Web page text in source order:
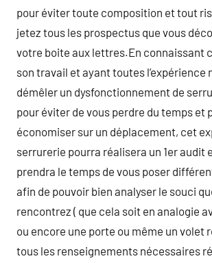
pour éviter toute composition et tout
jetez tous les prospectus que vous
votre boite aux lettres.En connaissant
son travail et ayant toutes l’expérience
démêler un dysfonctionnement de
pour éviter de vous perdre du temps et
économiser sur un déplacement, cet
serrurerie pourra réalisera un 1er audit
prendra le temps de vous poser
afin de pouvoir bien analyser le souci
rencontrez ( que cela soit en analogie
ou encore une porte ou même un volet
tous les renseignements nécessaires